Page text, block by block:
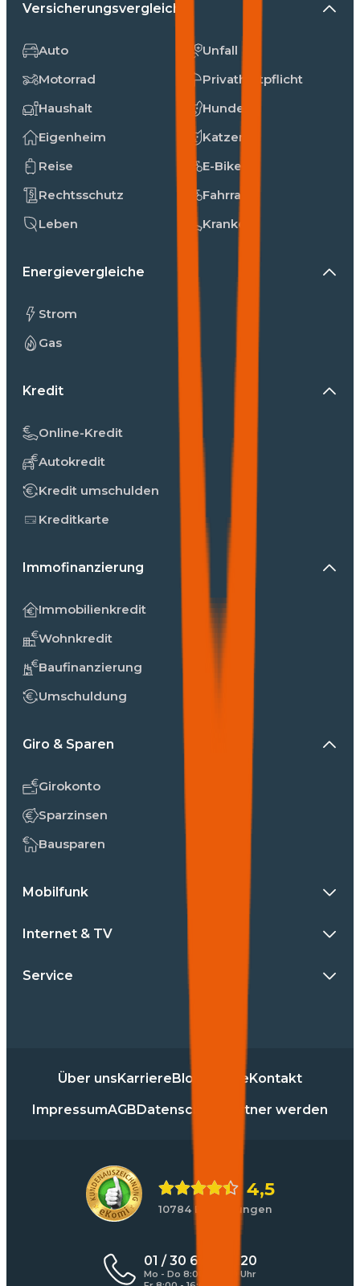
Versicherungsvergleiche
Auto
Motorrad
Haushalt
Eigenheim
Reise
Rechtsschutz
Leben
Unfall
Privathaftpflicht
Hunde
Katzen
E-Bike
Fahrrad
Kranken
Energievergleiche
Strom
Gas
Kredit
Online-Kredit
Autokredit
Kredit umschulden
Kreditkarte
Immofinanzierung
Immobilienkredit
Wohnkredit
Baufinanzierung
Umschuldung
Giro & Sparen
Girokonto
Sparzinsen
Bausparen
Mobilfunk
Internet & TV
Service
Über unsKarriereBlog PresseKontakt
ImpressumAGBDatenschutz Partner werden
4,5
10784 Bewertungen
01 / 30 60 900 20
Mo - Do 8:00 - 17:00 Uhr